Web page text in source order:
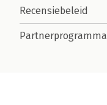
Recensiebeleid
Partnerprogramma